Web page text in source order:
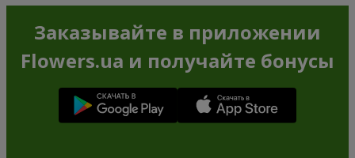
Заказывайте в приложении
Flowers.ua и получайте бонусы